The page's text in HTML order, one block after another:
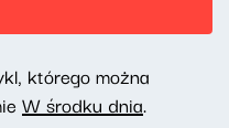
którego można
W środku dnia.